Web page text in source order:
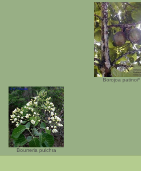
Borojoa patinoi*
Bourreria pulchra